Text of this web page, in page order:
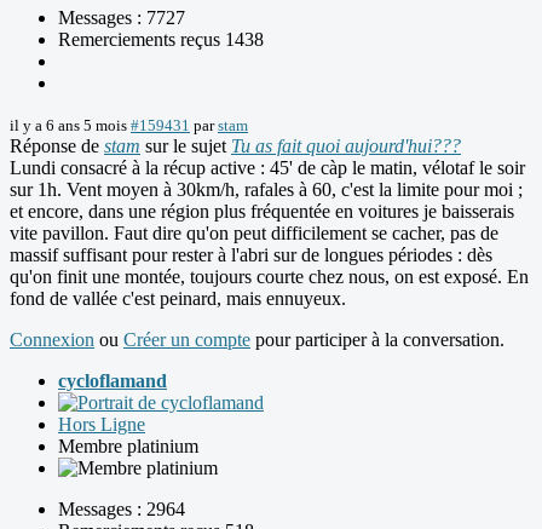
Messages : 7727
Remerciements reçus 1438
il y a 6 ans 5 mois #159431 parstam
Réponse de stam sur le sujet Tu as fait quoi aujourd'hui???
Lundi consacré à la récup active : 45' de càp le matin, vélotaf le soir
sur 1h. Vent moyen à 30km/h, rafales à 60, c'est la limite pour moi ;
et encore, dans une région plus fréquentée en voitures je baisserais
vite pavillon. Faut dire qu'on peut difficilement se cacher, pas de
massif suffisant pour rester à l'abri sur de longues périodes : dès
qu'on finit une montée, toujours courte chez nous, on est exposé. En
fond de vallée c'est peinard, mais ennuyeux.
Connexion ou Créer un compte pour participer à la conversation.
cycloflamand
Hors Ligne
Membre platinium
Messages : 2964